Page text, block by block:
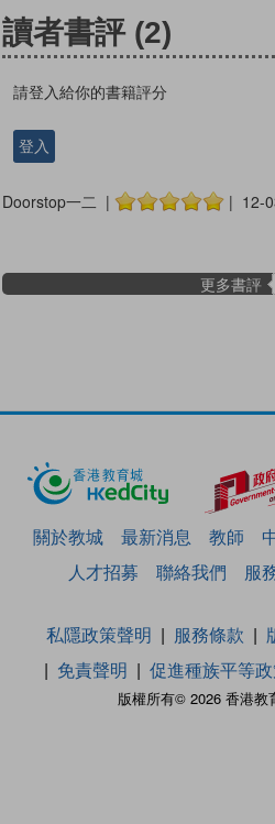
讀者書評 (2)
請登入給你的書籍評分
登入
Doorstop一二 | | 12-
更多書評
關於教城 最新消息 教師
人才招募
聯絡我們 服
版權所有© 2026 香港教
私隱政策聲明 服務條款
免責聲明
促進種族平等